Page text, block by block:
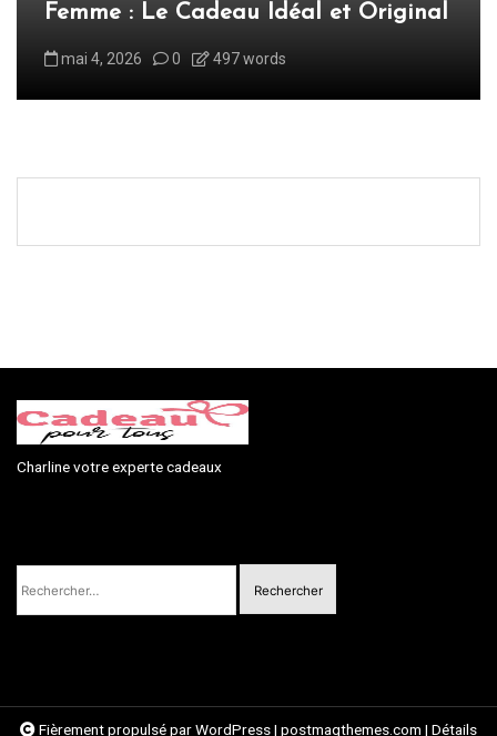
Femme : Le Cadeau Idéal et Original
mai 4, 2026 0 497 words
Charline votre experte cadeaux
Rechercher :
Fièrement propulsé par WordPress| postmagthemes.com | Détails